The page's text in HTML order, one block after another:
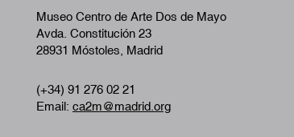
Museo Centro de Arte Dos de Mayo
Avda. Constitución 23
28931 Móstoles, Madrid
(+34) 91 276 02 21
Email: ca2m@madrid.org